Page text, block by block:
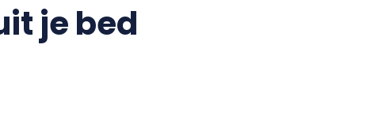
je bed